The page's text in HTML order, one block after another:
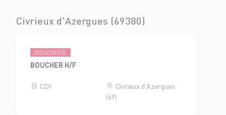
Civrieux d'Azergues (69380)
BOUCHERIE
BOUCHER H/F
CDI
Civrieux d'Azergues
(69)